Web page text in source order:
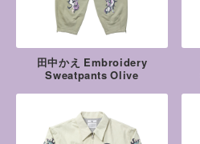
田中かえ Embroidery
Sweatpants Olive